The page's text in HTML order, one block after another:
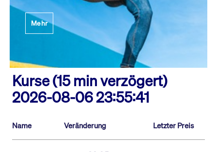
Mehr
Kurse (15 min verzögert)
2026-08-06 23:55:41
Name Veränderung Letzter Preis